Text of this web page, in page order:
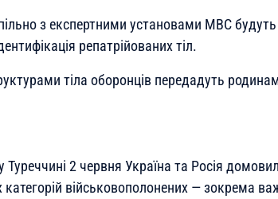
з експертними установами МВС будуть
репатрійованих тіл.
тіла оборонців передадуть
Туреччині 2 червня Україна та Росія
категорій військовополонених — зокрема